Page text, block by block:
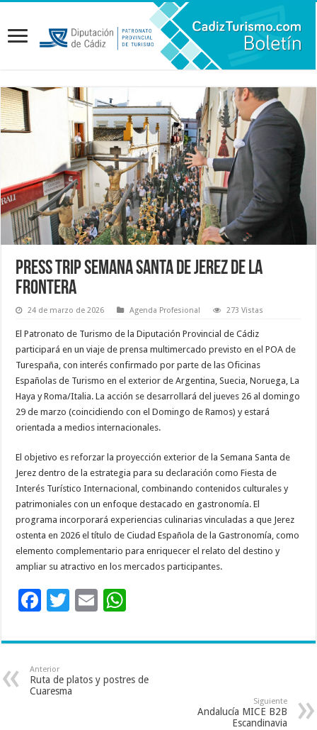
Press Trip Semana Santa de Jerez de la
Frontera
24 de marzo de 2026 Agenda Profesional 273 Vistas
El Patronato de Turismo de la Diputación Provincial de Cádiz
participará en un viaje de prensa multimercado previsto en el POA de
Turespaña, con interés confirmado por parte de las Oficinas
Españolas de Turismo en el exterior de Argentina, Suecia, Noruega, La
Haya y Roma/Italia. La acción se desarrollará del jueves 26 al domingo
29 de marzo (coincidiendo con el Domingo de Ramos) y estará
orientada a medios internacionales.
El objetivo es reforzar la proyección exterior de la Semana Santa de
Jerez dentro de la estrategia para su declaración como Fiesta de
Interés Turístico Internacional, combinando contenidos culturales y
patrimoniales con un enfoque destacado en gastronomía. El
programa incorporará experiencias culinarias vinculadas a que Jerez
ostenta en 2026 el título de Ciudad Española de la Gastronomía, como
elemento complementario para enriquecer el relato del destino y
ampliar su atractivo en los mercados participantes.
F
e
b
o
T
tt
er
E
ai at
sA
p
Anterior
Ruta de platos y postres de
Cuaresma
Siguiente
Andalucía MICE B2B
Escandinavia